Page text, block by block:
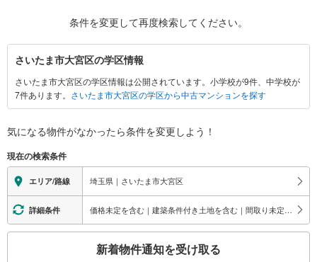
条件を変更して再度検索してください。
い
た
ま
大
区
に
関
す
る
さいたま市大宮区の学区情報
さいたま市大宮区の学区情報は公開されています。小学校が9件、中学校が
7件あります。 さいたま市大宮区の学区から中古マンションを探す
気になる物件がなかったら条件を変更しよう！
現在の検索条件
エリア/路線 埼玉県｜さいたま市大宮区
詳細条件 価格未定を含む｜建築条件付き土地を含む｜間取り未定を含む｜住宅性能評価付き
新着物件通知を受け取る